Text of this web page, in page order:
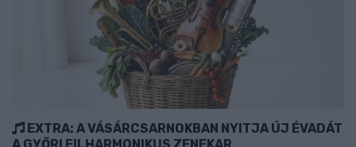
EXTRA: A VÁSÁRCSARNOKBAN NYITJA ÚJ ÉVADÁT